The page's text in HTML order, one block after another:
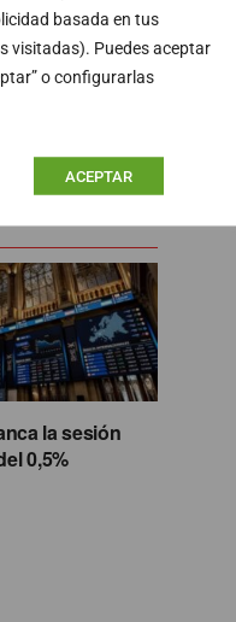
basada en tus
visitadas). Puedes aceptar
o configurarlas
ACEPTAR
la sesión
0,5%